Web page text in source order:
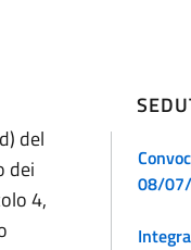
del
dei
4,
08/